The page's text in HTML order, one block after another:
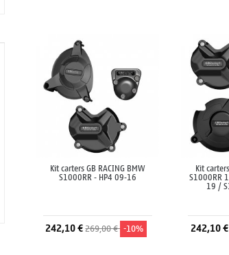
Kit carters GB RACING BMW
S1000RR - HP4 09-16
242,10 €269,00 € -10%
Kit
S1000RR
19 /
242,10